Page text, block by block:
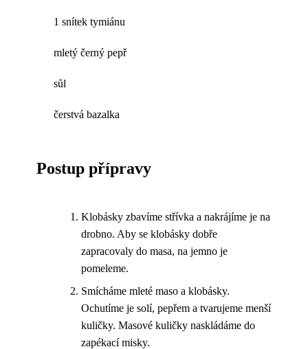
1 snítek tymiánu
mletý černý pepř
sůl
čerstvá bazalka
Postup přípravy
Klobásky zbavíme střívka a nakrájíme je na
drobno. Aby se klobásky dobře
zapracovaly do masa, na jemno je
pomeleme.
Smícháme mleté maso a klobásky.
Ochutíme je solí, pepřem a tvarujeme menší
kuličky. Masové kuličky naskládáme do
zapékací misky.